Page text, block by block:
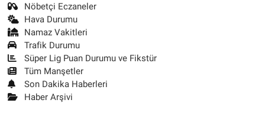
Nöbetçi Eczaneler
Hava Durumu
Namaz Vakitleri
Trafik Durumu
Süper Lig Puan Durumu ve Fikstür
Tüm Manşetler
Son Dakika Haberleri
Haber Arşivi